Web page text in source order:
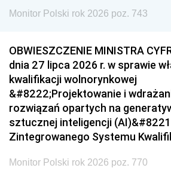
Monitor Polski rok 2026 poz. 743
OBWIESZCZENIE MINISTRA
dnia 27 lipca 2026 r. w sprawie
kwalifikacji wolnorynkowej
&#8222;Projektowanie i
rozwiązań opartych na
sztucznej inteligencji
Zintegrowanego Systemu
Monitor Polski rok 2026 poz. 770